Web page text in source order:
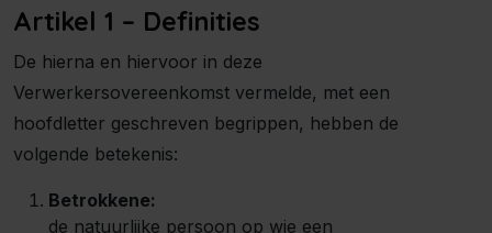
Artikel 1 – Definities
De hierna en hiervoor in deze
Verwerkersovereenkomst vermelde, met een
hoofdletter geschreven begrippen, hebben de
volgende betekenis:
Betrokkene:
de natuurlijke persoon op wie een